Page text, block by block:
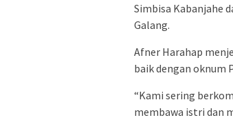
Simbisa Kabanjahe
Galang.
Afner Harahap
baik dengan oknum
“Kami sering
membawa istri dan